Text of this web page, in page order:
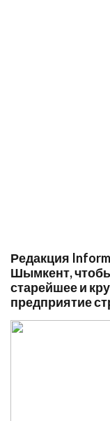
Редакция
Шымкент,
старейшее и
предприятие